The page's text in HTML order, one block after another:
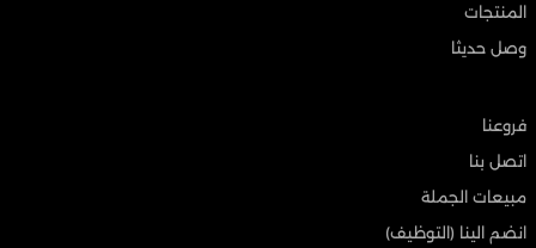
المنتجات
وصل حديثا
فروعنا
اتصل بنا
مبيعات الجملة
انضم الينا (التوظيف)